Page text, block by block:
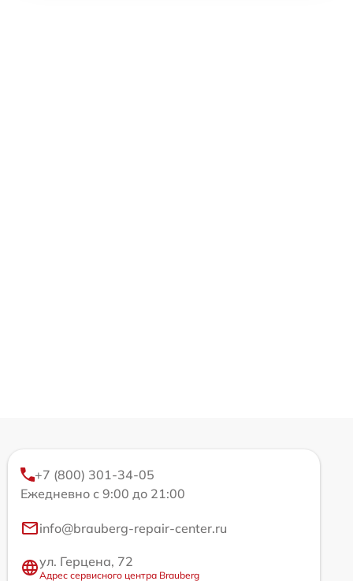
+7 (800) 301-34-05
Ежедневно с 9:00 до 21:00
info@brauberg-repair-center.ru
ул. Герцена, 72
Адрес сервисного центра Brauberg